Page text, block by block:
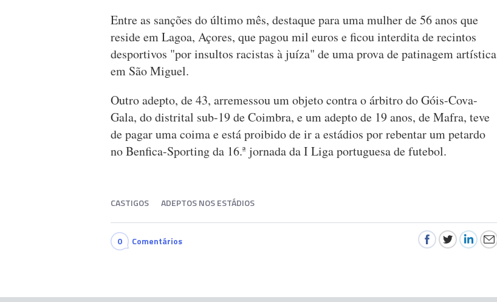
Entre as sanções do último mês, destaque para uma mulher de 56 anos que
reside em Lagoa, Açores, que pagou mil euros e ficou interdita de recintos
desportivos "por insultos racistas à juíza" de uma prova de patinagem artística
em São Miguel.
Outro adepto, de 43, arremessou um objeto contra o árbitro do Góis-Cova-
Gala, do distrital sub-19 de Coimbra, e um adepto de 19 anos, de Mafra, teve
de pagar uma coima e está proibido de ir a estádios por rebentar um petardo
no Benfica-Sporting da 16.ª jornada da I Liga portuguesa de futebol.
CASTIGOS ADEPTOS NOS ESTÁDIOS
0 Comentários